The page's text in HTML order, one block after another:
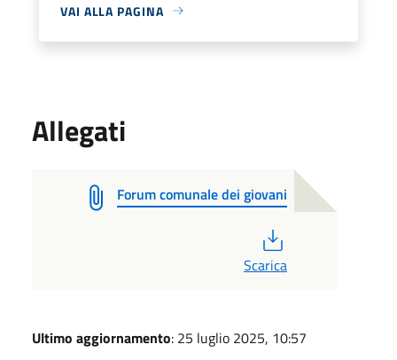
VAI ALLA PAGINA
Allegati
Forum comunale dei giovani
Scarica
Ultimo aggiornamento: 25 luglio 2025, 10:57